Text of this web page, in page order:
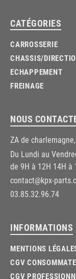
CATÉGORIES
CARROSSERIE
CHASSIS/
ECHAPPEMENT
FREINAGE
NOUS
ZA de
Du Lundi au
de 9H à 12H 14H à
contact@kpx-
03.85.32.96.74
INFORMATIONS
MENTIONS
CGV
CGV